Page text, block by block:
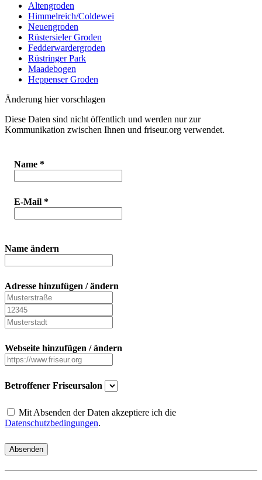
Altengroden
Himmelreich/Coldewei
Neuengroden
Rüstersieler Groden
Fedderwardergroden
Rüstringer Park
Maadebogen
Heppenser Groden
Änderung hier vorschlagen
Diese Daten sind nicht öffentlich und werden nur zur
Kommunikation zwischen Ihnen und friseur.org verwendet.
Name *
E-Mail *
Name ändern
Adresse hinzufügen / ändern
Webseite hinzufügen / ändern
Betroffener Friseursalon
Mit Absenden der Daten akzeptiere ich die
Datenschutzbedingungen.
Absenden